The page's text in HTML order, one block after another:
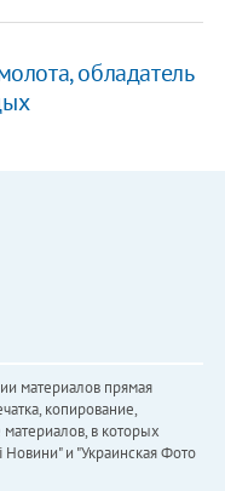
обладатель
материалов прямая
копирование,
в которых
Новини" и "Украинская Фото